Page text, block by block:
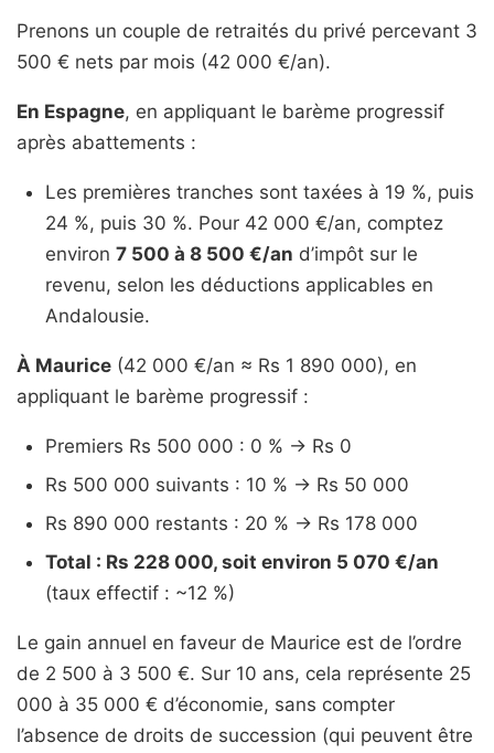
Prenons un couple de retraités du privé percevant 3
500 € nets par mois (42 000 €/an).
En Espagne, en appliquant le barème progressif
après abattements :
Les premières tranches sont taxées à 19 %, puis
24 %, puis 30 %. Pour 42 000 €/an, comptez
environ 7 500 à 8 500 €/an d’impôt sur le
revenu, selon les déductions applicables en
Andalousie.
À Maurice (42 000 €/an ≈ Rs 1 890 000), en
appliquant le barème progressif :
Premiers Rs 500 000 : 0 % → Rs 0
Rs 500 000 suivants : 10 % → Rs 50 000
Rs 890 000 restants : 20 % → Rs 178 000
Total : Rs 228 000, soit environ 5 070 €/an
(taux effectif : ~12 %)
Le gain annuel en faveur de Maurice est de l’ordre
de 2 500 à 3 500 €. Sur 10 ans, cela représente 25
000 à 35 000 € d’économie, sans compter
l’absence de droits de succession (qui peuvent être